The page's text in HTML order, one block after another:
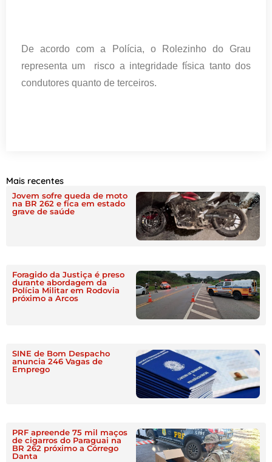
De acordo com a Polícia, o Rolezinho do Grau
representa um risco a integridade física tanto dos
condutores quanto de terceiros.
Mais recentes
Jovem sofre queda de moto
na BR 262 e fica em estado
grave de saúde
Foragido da Justiça é preso
durante abordagem da
Polícia Militar em Rodovia
próximo a Arcos
SINE de Bom Despacho
anuncia 246 Vagas de
Emprego
PRF apreende 75 mil maços
de cigarros do Paraguai na
BR 262 próximo a Córrego
Danta